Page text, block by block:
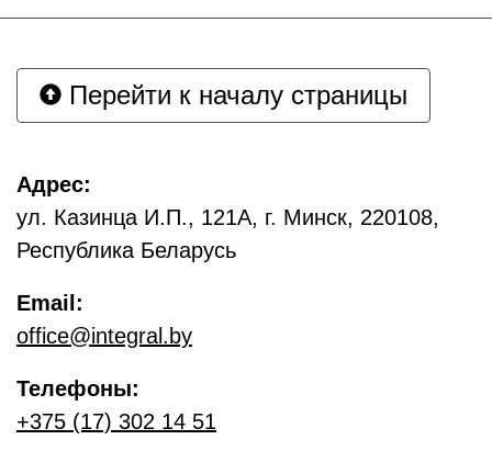
Перейти к началу страницы
Адрес:
ул. Казинца И.П., 121А, г. Минск, 220108,
Республика Беларусь
Email:
office@integral.by
Телефоны:
+375 (17) 302 14 51